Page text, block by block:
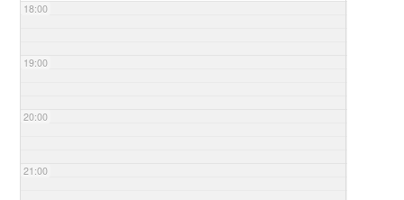
18:00
19:00
20:00
21:00